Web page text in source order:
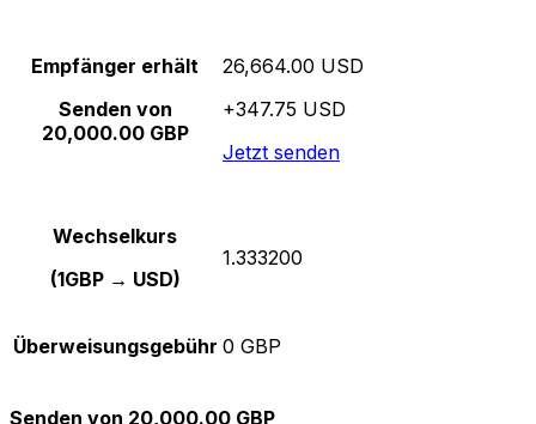
Empfänger erhält
Senden von
20,000.00 GBP
26,664.00 USD
+347.75 USD
Jetzt senden
Wechselkurs
(1GBP → USD)
1.333200
Überweisungsgebühr 0 GBP
Senden von 20,000.00 GBP